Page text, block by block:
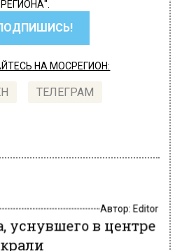
РЕГИОНА".
НА МОСРЕГИОН:
ТЕЛЕГРАМ
Автор:Editor
уснувшего в центре